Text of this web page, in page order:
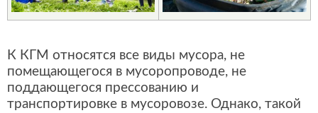
К КГМ относятся все виды мусора, не
помещающегося в мусоропроводе, не
поддающегося прессованию и
транспортировке в мусоровозе. Однако, такой